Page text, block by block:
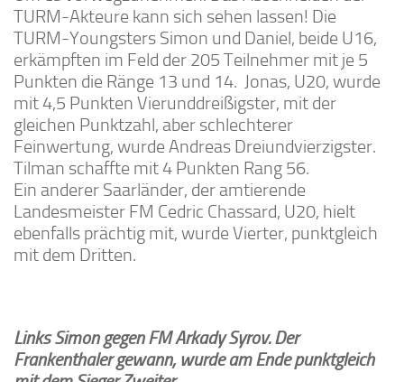
TURM-Akteure kann sich sehen lassen! Die
TURM-Youngsters Simon und Daniel, beide U16,
erkämpften im Feld der 205 Teilnehmer mit je 5
Punkten die Ränge 13 und 14. Jonas, U20, wurde
mit 4,5 Punkten Vierunddreißigster, mit der
gleichen Punktzahl, aber schlechterer
Feinwertung, wurde Andreas Dreiundvierzigster.
Tilman schaffte mit 4 Punkten Rang 56.
Ein anderer Saarländer, der amtierende
Landesmeister FM Cedric Chassard, U20, hielt
ebenfalls prächtig mit, wurde Vierter, punktgleich
mit dem Dritten.
Links Simon gegen FM Arkady Syrov. Der
Frankenthaler gewann, wurde am Ende punktgleich